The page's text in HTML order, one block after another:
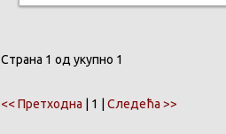
Страна 1 од укупно 1
<< Претходна | 1 | Следећа >>